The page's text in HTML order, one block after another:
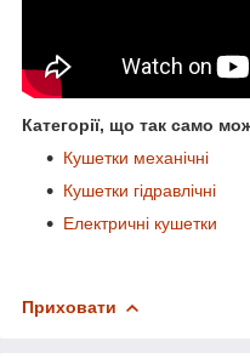
Категорії, що так само
Кушетки механічні
Кушетки гідравлічні
Електричні кушетки
Приховати